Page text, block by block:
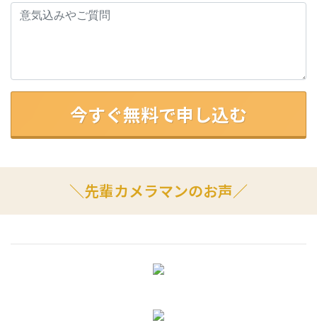
今すぐ無料で申し込む
＼先輩カメラマンのお声／